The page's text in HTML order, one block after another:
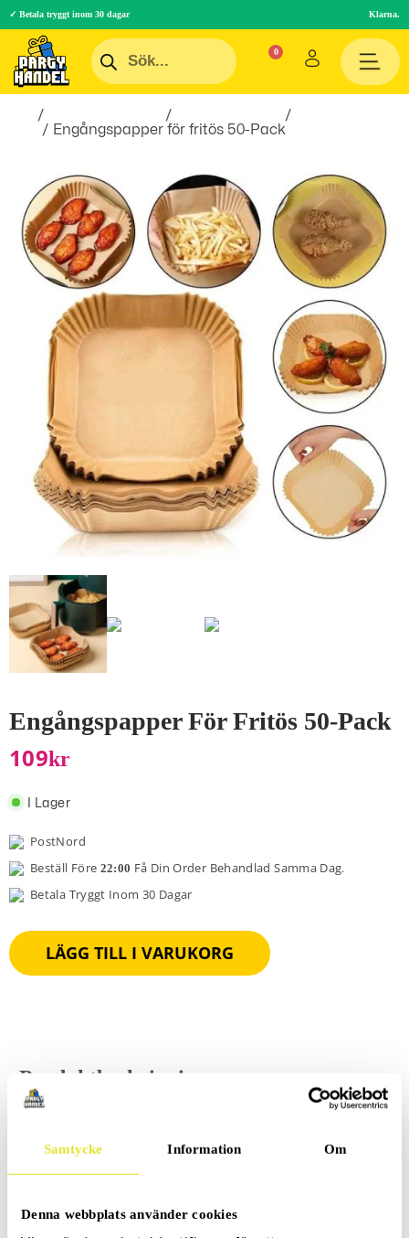
Samtycke Information Om
Denna webbplats använder cookies
✓ Betala tryggt inom 30 dagar Klarna.
/ / /
/ Engångspapper för fritös 50-Pack
Engångspapper För Fritös 50-Pack
109Kr
I Lager
PostNord
Beställ Före 22:00 Få Din Order Behandlad Samma Dag.
Betala Tryggt Inom 30 Dagar
LÄGG TILL I VARUKORG
Produktbeskrivning
Recensioner (0)